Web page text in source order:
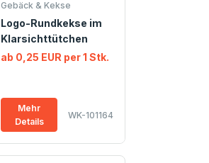
Gebäck & Kekse
Logo-Rundkekse im
Klarsichttütchen
ab 0,25 EUR per 1 Stk.
Mehr
Details
WK-101164